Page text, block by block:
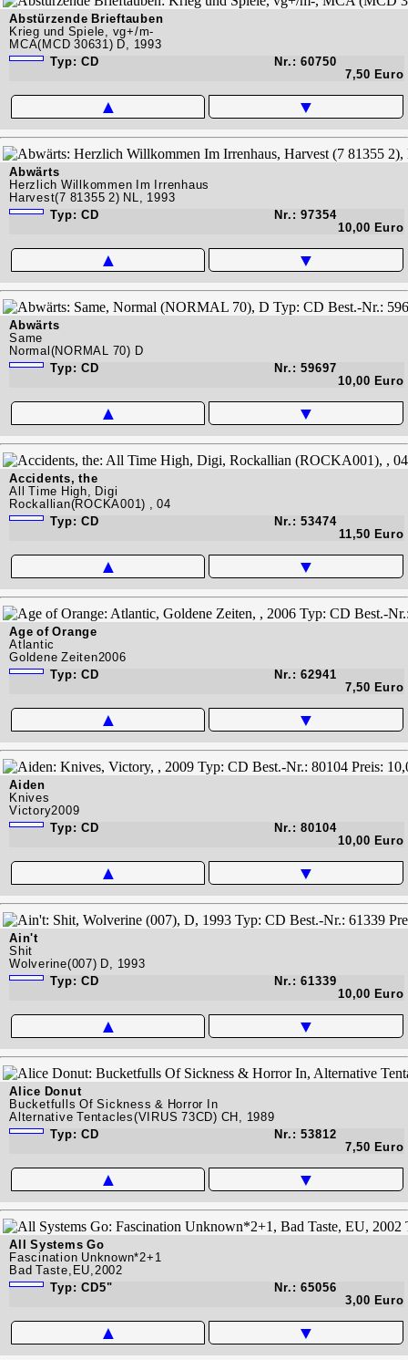
Abstürzende Brieftauben
Krieg und Spiele, vg+/m-
MCA(MCD 30631) D, 1993
Typ: CD
Nr.: 60750
7,50 Euro
▲ ▼
Abwärts
Herzlich Willkommen Im Irrenhaus
Harvest(7 81355 2) NL, 1993
Typ: CD
Nr.: 97354
10,00 Euro
▲ ▼
Abwärts
Same
Normal(NORMAL 70) D
Typ: CD
Nr.: 59697
10,00 Euro
▲ ▼
Accidents, the
All Time High, Digi
Rockallian(ROCKA001) , 04
Typ: CD
Nr.: 53474
11,50 Euro
▲ ▼
Age of Orange
Atlantic
Goldene Zeiten2006
Typ: CD
Nr.: 62941
7,50 Euro
▲ ▼
Aiden
Knives
Victory2009
Typ: CD
Nr.: 80104
10,00 Euro
▲ ▼
Ain't
Shit
Wolverine(007) D, 1993
Typ: CD
Nr.: 61339
10,00 Euro
▲ ▼
Alice Donut
Bucketfulls Of Sickness & Horror In
Alternative Tentacles(VIRUS 73CD) CH, 1989
Typ: CD
Nr.: 53812
7,50 Euro
▲ ▼
All Systems Go
Fascination Unknown*2+1
Bad Taste,EU,2002
Typ: CD5"
Nr.: 65056
3,00 Euro
▲ ▼